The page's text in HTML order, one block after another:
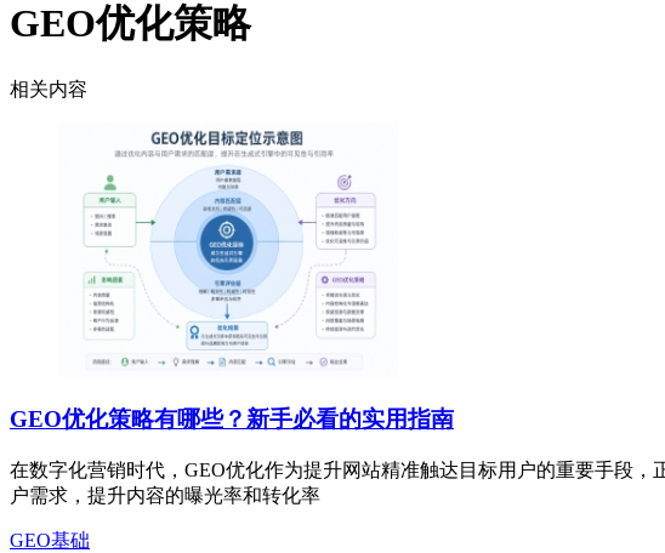
GEO优化策略
相关内容
GEO优化策略有哪些？新手必看的实用指南
在数字化营销时代，GEO优化作为提升网站精准触达目标用户的重要手段
户需求，提升内容的曝光率和转化率
GEO基础